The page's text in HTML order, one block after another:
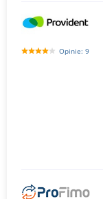
Opinie: 9